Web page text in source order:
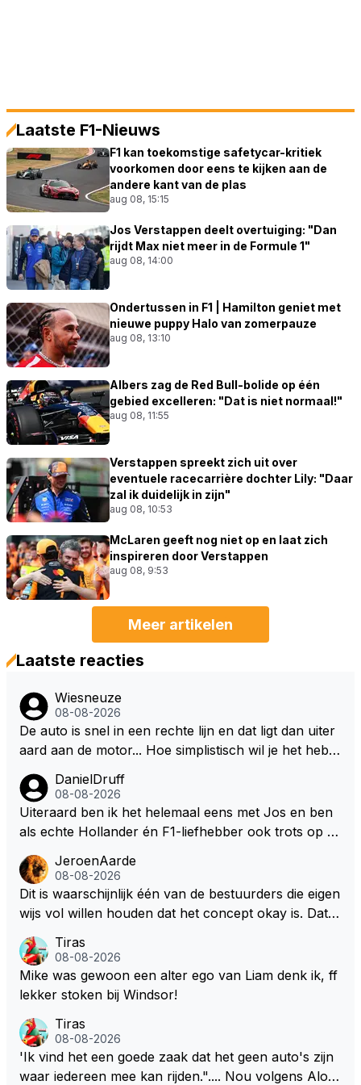
Laatste F1-Nieuws
F1 kan toekomstige safetycar-kritiek
voorkomen door eens te kijken aan de
andere kant van de plas
aug 08, 15:15
Jos Verstappen deelt overtuiging: "Dan
rijdt Max niet meer in de Formule 1"
aug 08, 14:00
Ondertussen in F1 | Hamilton geniet met
nieuwe puppy Halo van zomerpauze
aug 08, 13:10
Albers zag de Red Bull-bolide op één
gebied excelleren: "Dat is niet normaal!"
aug 08, 11:55
Verstappen spreekt zich uit over
eventuele racecarrière dochter Lily: "Daar
zal ik duidelijk in zijn"
aug 08, 10:53
McLaren geeft nog niet op en laat zich
inspireren door Verstappen
aug 08, 9:53
Meer artikelen
Laatste reacties
Wiesneuze
08-08-2026
De auto is snel in een rechte lijn en dat ligt dan uiter
aard aan de motor... Hoe simplistisch wil je het hebb
rstand ontzettend belangrijk. Heeft Red Bull bochtgri
p opgegeven voor topsnelheid? Dat is iets wat vaker
gebeurd is, zeker met Verstappen aan bet stuur.
DanielDruff
08-08-2026
Uiteraard ben ik het helemaal eens met Jos en ben
als echte Hollander én F1-liefhebber ook trots op de
aatste tijd kriebelt bij mij toch de wens dat hij nog een
s een knappe auto van Red Bull krijgt, waarmee hij d
ie laatste paar records van Lewis 'ik-reed-in-een-Me
ton kan slopen. Hij heeft dat natuurlijk ook in zich, al
leen die shit-Red Bull moet beter.
JeroenAarde
08-08-2026
Dit is waarschijnlijk één van de bestuurders die eigen
wijs vol willen houden dat het concept okay is. Dat is
reurs gezegd! Dat het lichter, korter en smaller zou
moeten onderschrijf ik maar het is niet gezegd dat ik
zijn visie van het huidige concept volg. Om de borst
sing eenvoudig. Maak de motor voor een groot deel
belangrijker dan de batterij in verhouding 65/35 en ni
emand zeurt meer. De verbetering van de F1 zit in d
Tiras
08-08-2026
Mike was gewoon een alter ego van Liam denk ik, ff
lekker stoken bij Windsor!
Tiras
08-08-2026
'Ik vind het een goede zaak dat het geen auto's zijn
waar iedereen mee kan rijden.".... Nou volgens Alon